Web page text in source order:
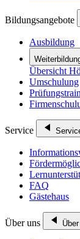
Bildungsangebote
Ausbildung
Übersicht
Umschulung
Service
FAQ
Gästehaus
Über uns